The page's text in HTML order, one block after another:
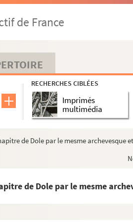
de France
RECHERCHES CIBLÉES
Imprimés
multimédia
de Dole par le mesme archevesque
de Dole par le mesme
en ce volume » (de la main de Jules
pour le mariage de Jean de
de l'église de Sainte-Madeleine de
à l'église de Dole des privilèges
au chapitre métropolitain de
l'officialité diocésaine, au sujet d'une
comme gardien du temporel de
Besançon, relevant de l'archevêché